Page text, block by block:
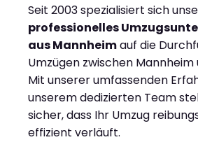
Seit 2003 spezialisiert sich
professionelles
aus Mannheimauf die
Umzügen zwischen Mannheim
Mit unserer umfassenden
unserem dedizierten Team
sicher, dass Ihr Umzug
effizient verläuft.